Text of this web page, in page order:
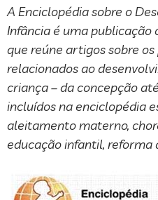
A Enciclopédia sobre o
Infância é uma publicação
que reúne artigos sobre
relacionados ao
criança – da concepção
incluídos na enciclopédia
aleitamento materno,
educação infantil, reforma